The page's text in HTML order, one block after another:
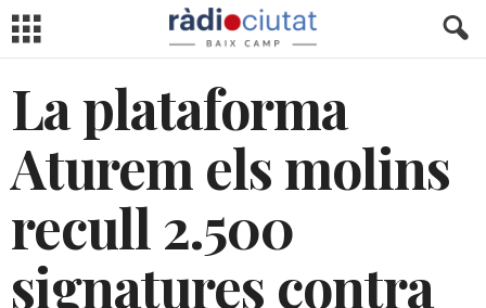
La plataforma
Aturem els molins
recull 2.500
signatures contra